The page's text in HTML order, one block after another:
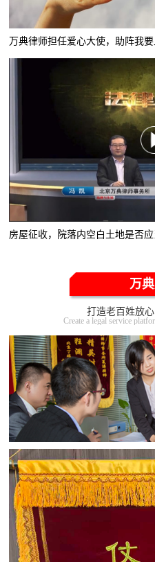
万典律师担任爱心大使，助阵我
房屋征收，院落内空白土地是否
万
打造老百姓放
Create a legal service